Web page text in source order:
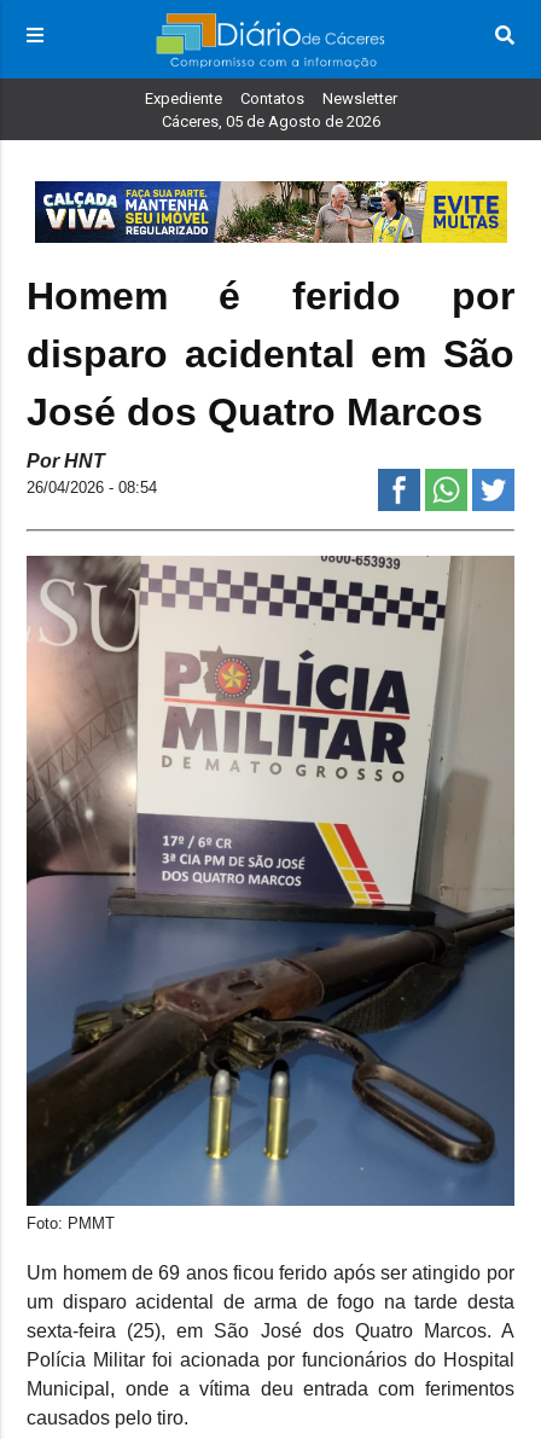
Expediente Contatos
Newsletter
Cáceres, 05 de Agosto de 2026
Homem é ferido por
disparo acidental em São
José dos Quatro Marcos
Por HNT
26/04/2026 - 08:54
Foto: PMMT
Um homem de 69 anos ficou ferido após ser atingido por
um disparo acidental de arma de fogo na tarde desta
sexta-feira (25), em São José dos Quatro Marcos. A
Polícia Militar foi acionada por funcionários do Hospital
Municipal, onde a vítima deu entrada com ferimentos
causados pelo tiro.